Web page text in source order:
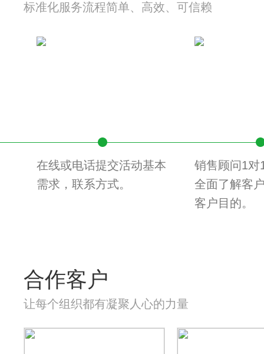
标准化服务流程简单、高效、可信赖
在线或电话提交活动基本
需求，联系方式。
销售顾问1对
全面了解客
客户目的。
合作客户
让每个组织都有凝聚人心的力量